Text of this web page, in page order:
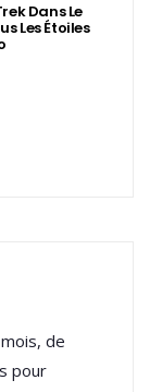
Dans Le
Les Étoiles
de
pour